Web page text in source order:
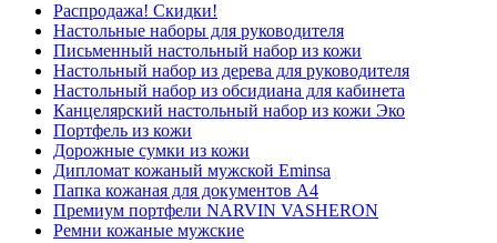
Распродажа! Скидки!
Настольные наборы для руководителя
Письменный настольный набор из кожи
Настольный набор из дерева для руководителя
Настольный набор из обсидиана для кабинета
Канцелярский настольный набор из кожи Эко
Портфель из кожи
Дорожные сумки из кожи
Дипломат кожаный мужской Eminsa
Папка кожаная для документов А4
Премиум портфели NARVIN VASHERON
Ремни кожаные мужские